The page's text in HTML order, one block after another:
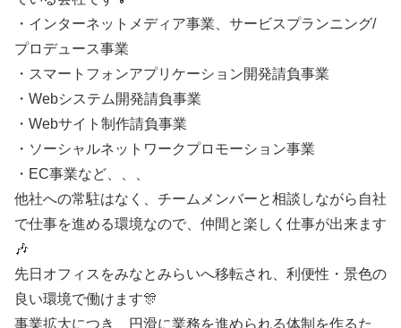
・インターネットメディア事業、サービスプランニング/
プロデュース事業
・スマートフォンアプリケーション開発請負事業
・Webシステム開発請負事業
・Webサイト制作請負事業
・ソーシャルネットワークプロモーション事業
・EC事業など、、、
他社への常駐はなく、チームメンバーと相談しながら自社
で仕事を進める環境なので、仲間と楽しく仕事が出来ます
🎶
先日オフィスをみなとみらいへ移転され、利便性・景色の
良い環境で働けます🎊
事業拡大につき、円滑に業務を進められる体制を作るた